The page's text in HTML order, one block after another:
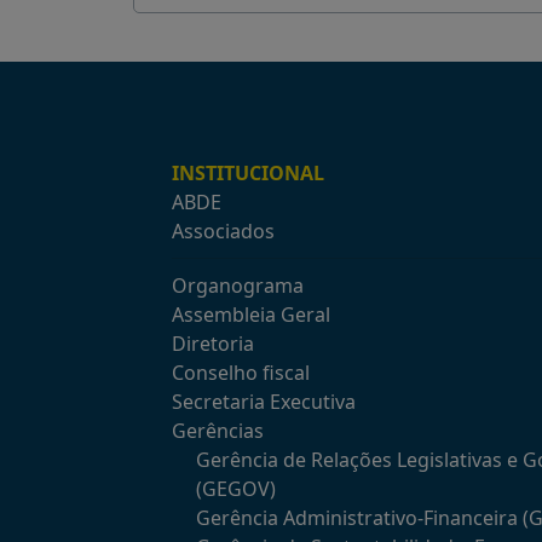
12/07/2024
INSTITUCIONAL
ABDE
Associados
Organograma
Assembleia Geral
Diretoria
Conselho fiscal
Secretaria Executiva
Gerências
Gerência de Relações Legislativas e
(GEGOV)
Gerência Administrativo-Financeira